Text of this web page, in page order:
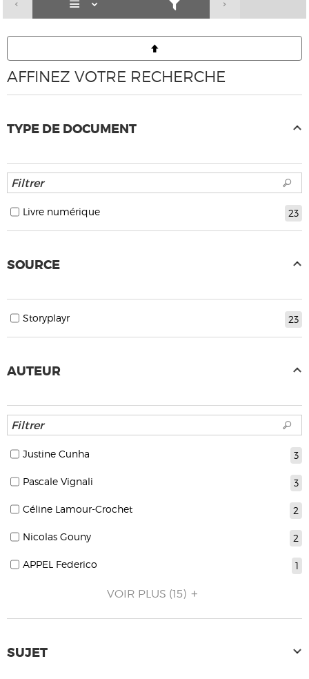
AFFINEZ VOTRE RECHERCHE
TYPE DE DOCUMENT
23
Livre numérique
SOURCE
23
Storyplayr
AUTEUR
3
Justine Cunha
3
Pascale Vignali
2
Céline Lamour-Crochet
2
Nicolas Gouny
1
APPEL Federico
VOIR PLUS (15)
SUJET